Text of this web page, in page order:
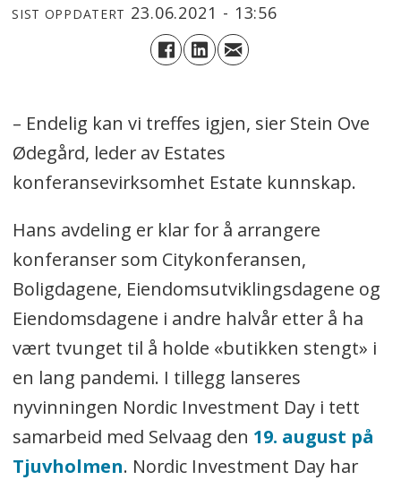
SIST OPPDATERT 23.06.2021 - 13:56
– Endelig kan vi treffes igjen, sier Stein Ove
Ødegård, leder av Estates
konferansevirksomhet Estate kunnskap.
Hans avdeling er klar for å arrangere
konferanser som Citykonferansen,
Boligdagene, Eiendomsutviklingsdagene og
Eiendomsdagene i andre halvår etter å ha
vært tvunget til å holde «butikken stengt» i
en lang pandemi. I tillegg lanseres
nyvinningen Nordic Investment Day i tett
samarbeid med Selvaag den 19. august på
Tjuvholmen. Nordic Investment Day har